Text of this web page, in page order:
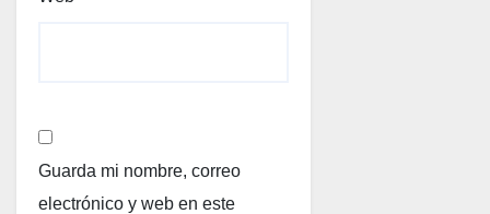
Guarda mi nombre, correo
electrónico y web en este